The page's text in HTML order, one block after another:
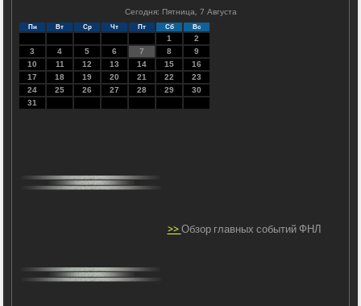
Сегодня: Пятница, 7 Августа
Пн Вт Ср Чт Пт Сб Вс
1
2
3
4 5 6 7 8
9
10
11 12 13 14 15
16
17
18 19 20 21 22
23
24
25 26 27 28 29
30
31
>>Обзор главных событий ФНЛ